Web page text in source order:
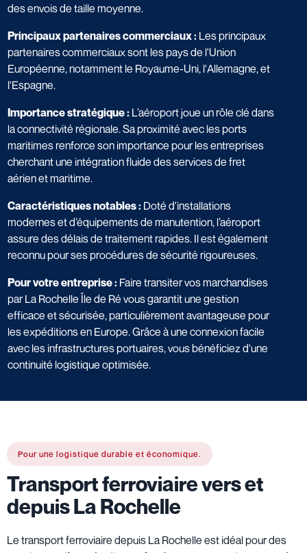
des envois de taille moyenne.
Principaux partenaires commerciaux : Les principaux
partenaires commerciaux sont les pays de l'Union
Européenne, notamment le Royaume-Uni, l'Allemagne, et
l'Espagne.
Importance stratégique : L’aéroport joue un rôle clé dans
la connectivité régionale. Sa proximité avec les ports
maritimes renforce son importance pour les entreprises
cherchant une intégration fluide des services de fret
aérien et maritime.
Caractéristiques notables : Doté d'installations
modernes et d’équipements de manutention, l’aéroport
assure des délais de traitement rapides. Il est également
reconnu pour ses procédures de sécurité rigoureuses.
Pour votre entreprise : Faire transiter vos marchandises
par La Rochelle Île de Ré vous garantit une gestion
efficace et sécurisée, particulièrement avantageuse pour
les expéditions en Europe. Grâce à une connexion facile
avec les infrastructures portuaires, vous bénéficiez d'une
continuité logistique optimisée.
Pour une logistique durable et économique.
Transport ferroviaire vers et
depuis La Rochelle
Le transport ferroviaire depuis La Rochelle est idéal pour des